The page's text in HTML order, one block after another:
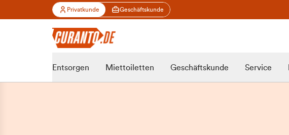
Privatkunde Geschäftskunde
Entsorgen Miettoiletten Geschäftskunde Service